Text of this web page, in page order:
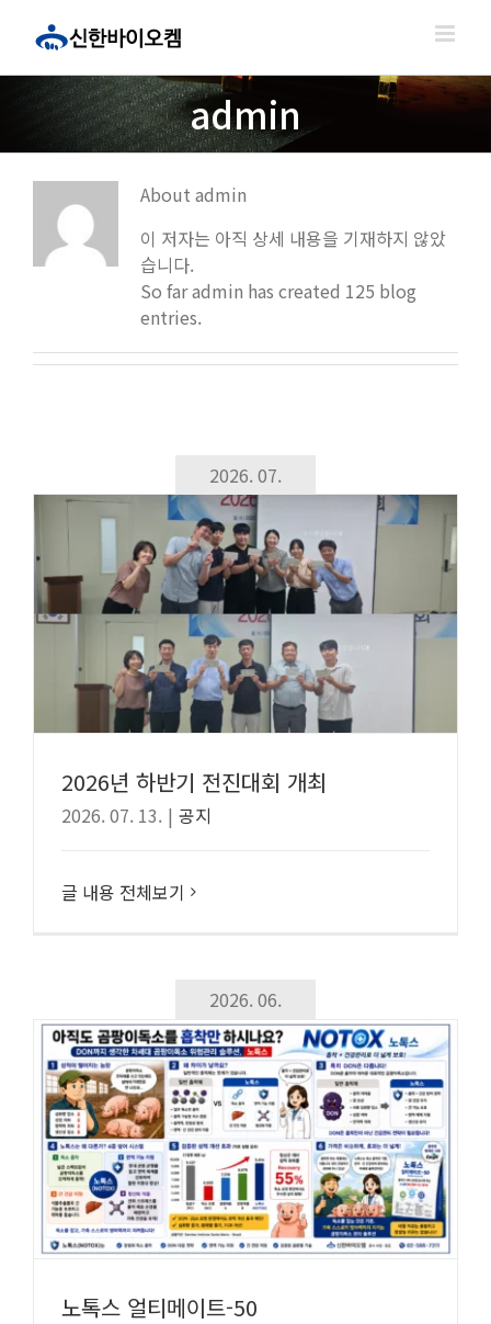
admin
About admin
이 저자는 아직 상세 내용을 기재하지 않았
습니다.
So far admin has created 125 blog
entries.
2026. 07.
2026년 하반기 전진대회 개최
2026. 07. 13. | 공지
글 내용 전체보기
2026. 06.
노톡스 얼티메이트-50